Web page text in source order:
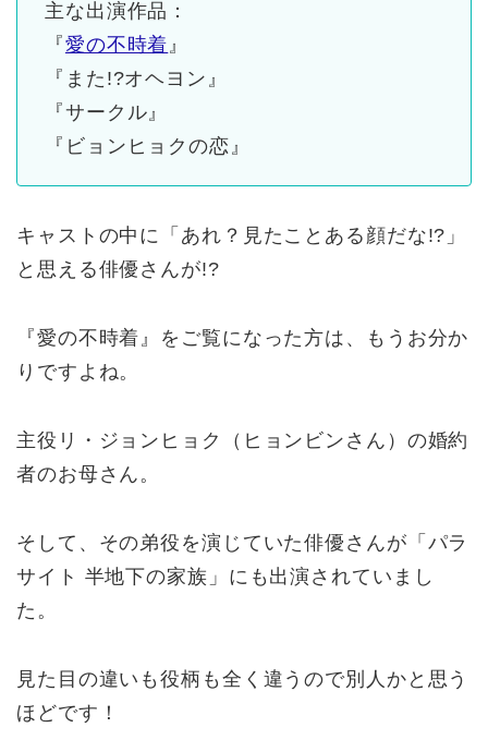
主な出演作品：
『愛の不時着』
『また!?オヘヨン』
『サークル』
『ビョンヒョクの恋』
キャストの中に「あれ？見たことある顔だな!?」
と思える俳優さんが!?
『愛の不時着』をご覧になった方は、もうお分か
りですよね。
主役リ・ジョンヒョク（ヒョンビンさん）の婚約
者のお母さん。
そして、その弟役を演じていた俳優さんが「パラ
サイト 半地下の家族」にも出演されていまし
た。
見た目の違いも役柄も全く違うので別人かと思う
ほどです！